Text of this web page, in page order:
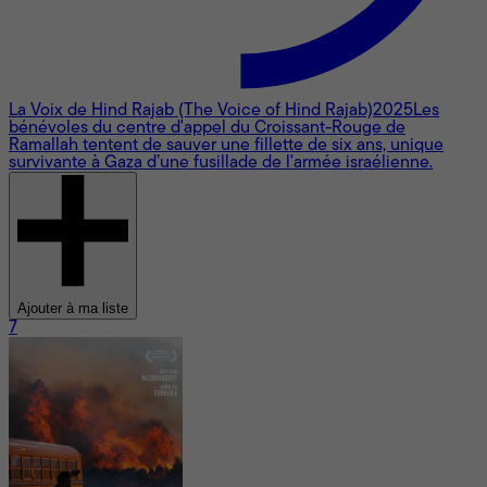
La Voix de Hind Rajab (The Voice of Hind Rajab)2025 Les
bénévoles du centre d'appel du Croissant-Rouge de
Ramallah tentent de sauver une fillette de six ans, unique
survivante à Gaza d’une fusillade de l'armée israélienne.
Ajouter à ma liste
7